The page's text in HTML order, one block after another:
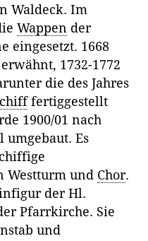
Waldeck. Im
Wappen der
eingesetzt. 1668
1732-1772
die des Jahres
fertiggestellt
1900/01 nach
umgebaut. Es
Westturm und Chor.
der Hl.
Pfarrkirche. Sie
und